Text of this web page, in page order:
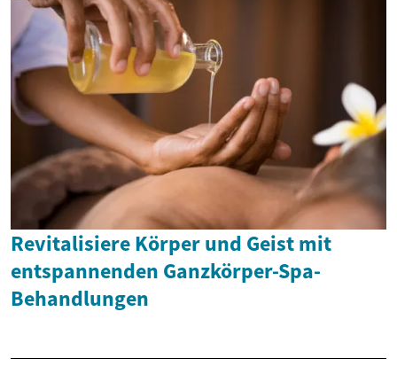
Revitalisiere Körper und Geist mit
entspannenden Ganzkörper-Spa-
Behandlungen